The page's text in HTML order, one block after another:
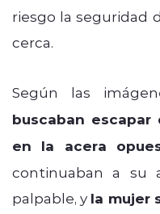
riesgo la seguridad
cerca.
Según las
buscaban
en la acera
continuaban a su
palpable, y la mujer